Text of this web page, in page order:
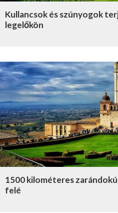
Kullancsok és szúnyogok
legelőkön
1500 kilométeres
felé